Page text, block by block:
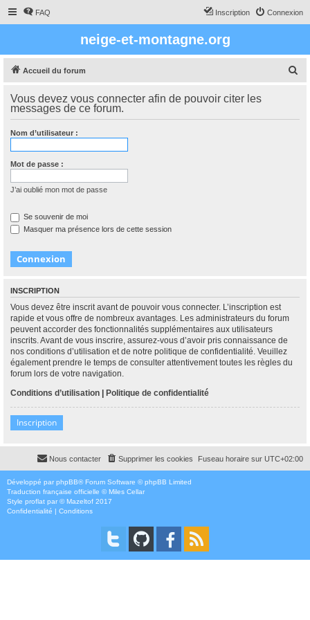
FAQ Connexion
Inscription
neige-et-montagne.org
Accueil du forum
h
Vous devez vous connecter afin de pouvoir citer les
messages de ce forum.
Nom d’utilisateur :
Mot de passe :
J’ai oublié mon mot de passe
Se souvenir de moi
Masquer ma présence lors de cette session
INSCRIPTION
Vous devez être inscrit avant de pouvoir vous connecter. L’inscription est
rapide et vous offre de nombreux avantages. Les administrateurs du forum
peuvent accorder des fonctionnalités supplémentaires aux utilisateurs
inscrits. Avant de vous inscrire, assurez-vous d’avoir pris connaissance de
nos conditions d’utilisation et de notre politique de confidentialité. Veuillez
également prendre le temps de consulter attentivement toutes les règles du
forum lors de votre navigation.
Conditions d’utilisation | Politique de confidentialité
Inscription
Fuseau horaire sur UTC+02:00
Supprimer les cookies
Nous contacter
Développé par phpBB® Forum Software © phpBB Limited
Traduction française officielle ©Miles Cellar
Style proflat par ©Mazeltof 2017
Confidentialité | Conditions